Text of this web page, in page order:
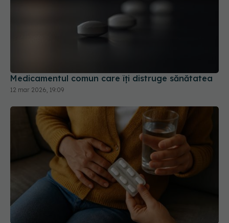
Medicamentul comun care îți distruge sănătatea
12 mar 2026, 19:09